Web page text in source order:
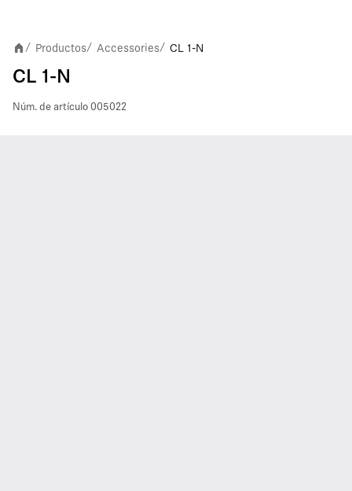
/ Productos/ Accessories/ CL 1-N
CL 1-N
Núm. de artículo 005022